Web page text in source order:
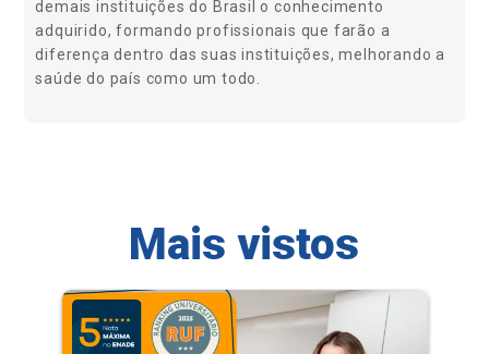
demais instituições do Brasil o conhecimento
adquirido, formando profissionais que farão a
diferença dentro das suas instituições, melhorando a
saúde do país como um todo.
Mais vistos